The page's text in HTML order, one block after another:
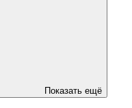
Показать ещё